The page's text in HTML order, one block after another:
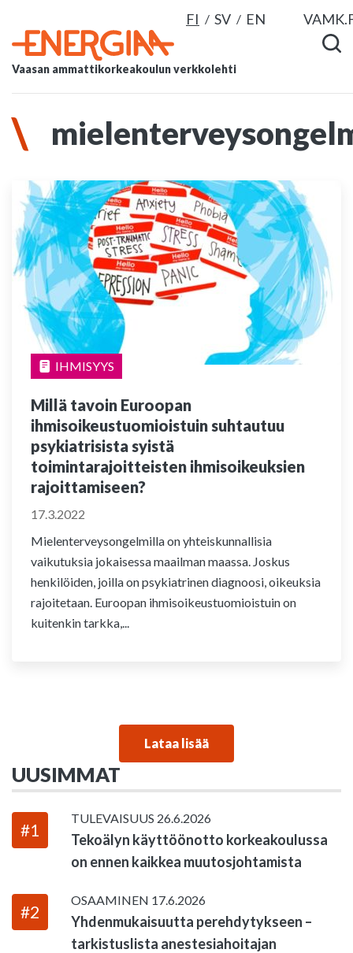
FI SV EN
Vaasan ammattikorkeakoulun verkkolehti
IHMISYYS
Millä tavoin Euroopan
ihmisoikeustuomioistuin suhtautuu
psykiatrisista syistä
toimintarajoitteisten ihmisoikeuksien
rajoittamiseen?
17.3.2022
Mielenterveysongelmilla on yhteiskunnallisia
vaikutuksia jokaisessa maailman maassa. Joskus
henkilöiden, joilla on psykiatrinen diagnoosi, oikeuksia
rajoitetaan. Euroopan ihmisoikeustuomioistuin on
kuitenkin tarkka,...
Lataa lisää
UUSIMMAT
#1
TULEVAISUUS 26.6.2026
Tekoälyn käyttöönotto korkeakoulussa
on ennen kaikkea muutosjohtamista
#2
OSAAMINEN 17.6.2026
Yhdenmukaisuutta perehdytykseen –
tarkistuslista anestesiahoitajan